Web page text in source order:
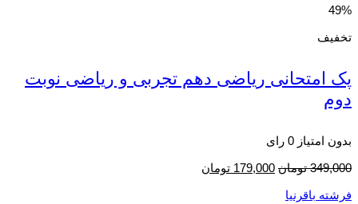
49%
تخفیف
پک امتحانی ریاضی دهم تجربی و ریاضی نوبت
دوم
بدون امتیاز 0 رای
349,000 تومان 179,000 تومان
فرشته باقرنیا